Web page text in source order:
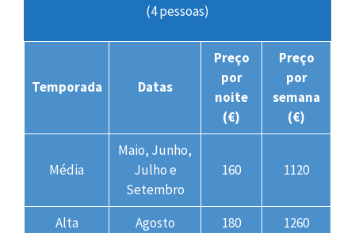
(4 pessoas)
Temporada Datas
Preço
por
noite
(€)
Preço
por
semana
(€)
Média
Maio, Junho,
Julho e
Setembro
160 1120
Alta Agosto 180
1260